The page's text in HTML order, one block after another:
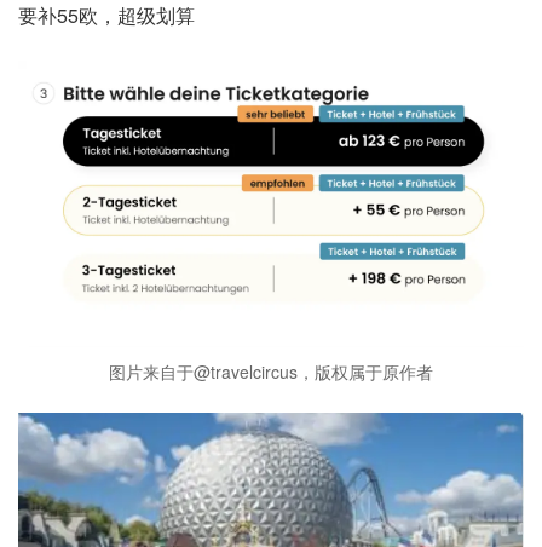
要补55欧，超级划算
图片来自于@travelcircus，版权属于原作者